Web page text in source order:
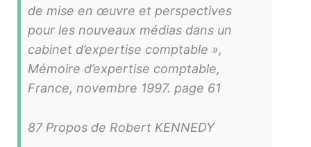
de mise en œuvre et perspectives
pour les nouveaux médias dans un
cabinet d’expertise comptable »,
Mémoire d’expertise comptable,
France, novembre 1997. page 61
87 Propos de Robert KENNEDY